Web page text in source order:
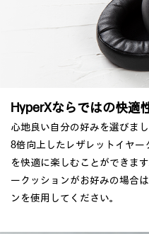
HyperXならではの快適
心地良い自分の好みを選びま
8倍向上したレザレットイヤ
を快適に楽しむことができま
ークッションがお好みの場合
ンを使用してください。